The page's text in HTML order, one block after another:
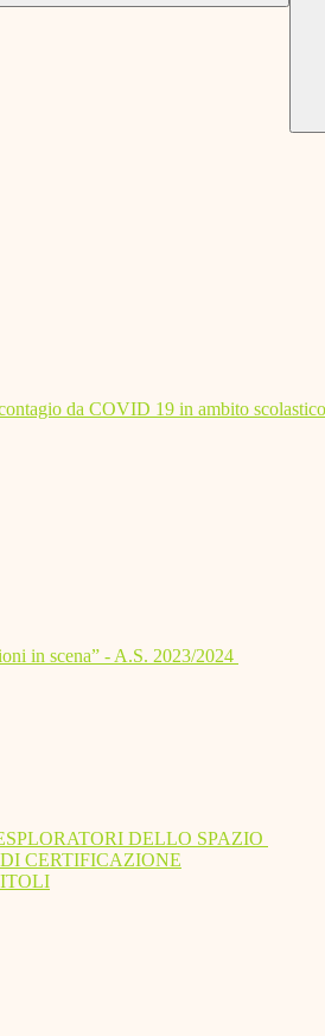
da COVID 19 in ambito scolastico
in scena” - A.S. 2023/2024
DELLO SPAZIO
CERTIFICAZIONE